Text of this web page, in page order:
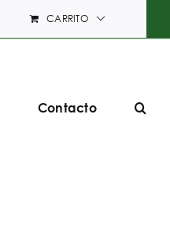
CARRITO
Contacto